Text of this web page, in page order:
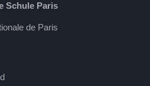
Schule Paris
de Paris